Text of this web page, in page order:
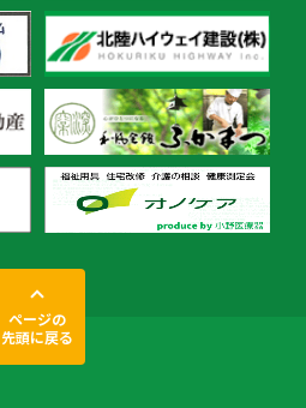
ページの
先頭に戻る